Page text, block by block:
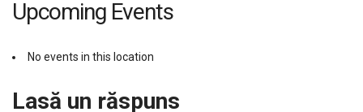
Upcoming Events
No events in this location
Lasă un răspuns